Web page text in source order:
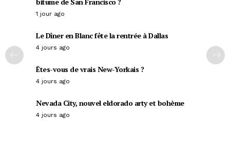
1 jour ago
Le Dîner en Blanc fête la rentrée à Dallas
4 jours ago
Êtes-vous de vrais New-Yorkais ?
4 jours ago
Nevada City, nouvel eldorado arty et bohème
4 jours ago